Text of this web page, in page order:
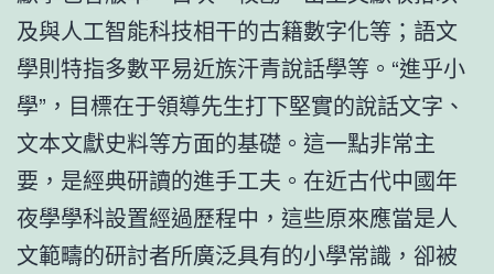
及與人工智能科技相干的古籍數字化等；語文
學則特指多數平易近族汗青說話學等。“進乎小
學”，目標在于領導先生打下堅實的說話文字、
文本文獻史料等方面的基礎。這一點非常主
要，是經典研讀的進手工夫。在近古代中國年
夜學學科設置經過歷程中，這些原來應當是人
文範疇的研討者所廣泛具有的小學常識，卻被